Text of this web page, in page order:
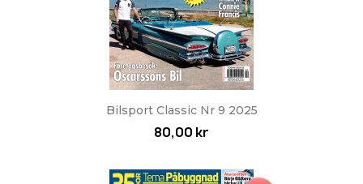
Bilsport Classic Nr 9 2025
80,00 kr